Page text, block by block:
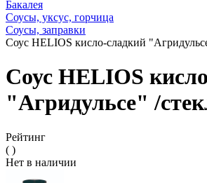
Бакалея
Соусы, уксус, горчица
Соусы, заправки
Соус HELIOS кисло-сладкий
Соус HELIOS
"Агридульсе" /
Рейтинг
( )
Нет в наличии